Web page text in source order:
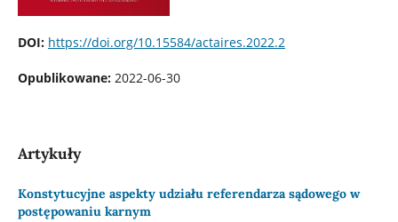
DOI: https://doi.org/10.15584/actaires.2022.2
Opublikowane: 2022-06-30
Artykuły
Konstytucyjne aspekty udziału referendarza sądowego w
postępowaniu karnym